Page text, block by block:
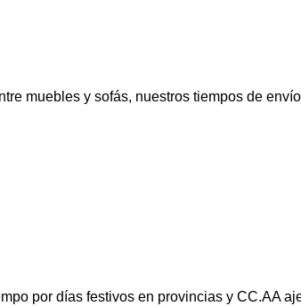
muebles y sofás, nuestros tiempos de
por días festivos en provincias y CC.AA